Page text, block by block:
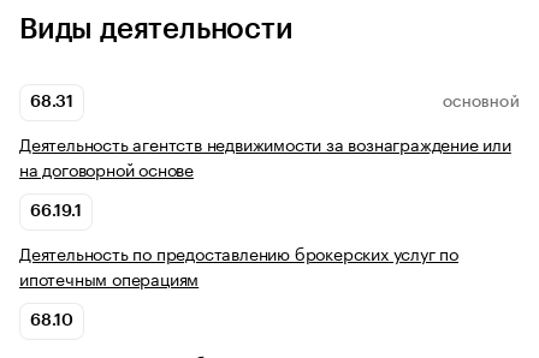
Виды деятельности
68.31 ОСНОВНОЙ
Деятельность агентств недвижимости за вознаграждение или
на договорной основе
66.19.1
Деятельность по предоставлению брокерских услуг по
ипотечным операциям
68.10